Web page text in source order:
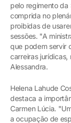
pelo regimento da
comprida no
proibidas de
sessões. "A
que podem servir
carreiras
Alessandra.
Helena Lahude
destaca a
Carmen Lúcia.
a ocupação de